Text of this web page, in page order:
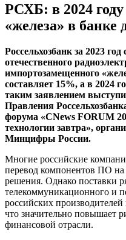
РСХБ: в 2024 году
«железа» в банке
Россельхозбанк за 2023
отечественного
импортозамещенного
составляет 15%, а в 2024
таким заявлением
Правления
форума «CNews FORUM
технологии завтра»,
Минцифры России.
Многие российские
перевод компонентов ПО на
решения. Однако поставки
телекоммуникационного и
российских
что значительно повышает
финансовой отрасли.